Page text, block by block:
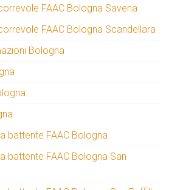
FAAC Bologna Savena
FAAC Bologna Scandellara
Bologna
battente FAAC Bologna
battente FAAC Bologna San